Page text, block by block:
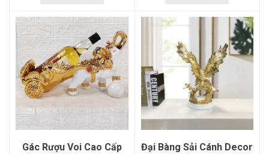
Gác Rượu Voi Cao Cấp Đại Bàng Sải Cánh Decor